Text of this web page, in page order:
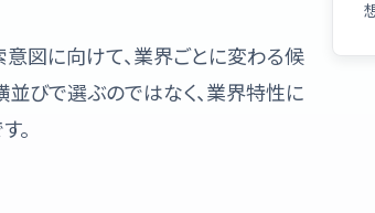
意図に向けて、業界ごとに変わる候
びで選ぶのではなく、業界特性に
。